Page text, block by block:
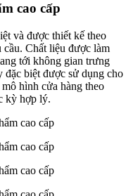
cao cấp
và được thiết kế theo
cầu. Chất liệu được làm
tới không gian trưng
đặc biệt được sử dụng cho
hình cửa hàng theo
kỳ hợp lý.